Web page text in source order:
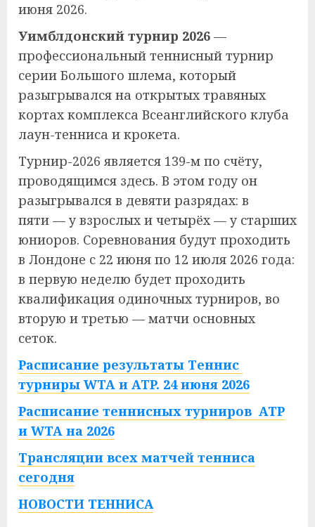
июня 2026.
Уимблдонский турнир 2026 —
профессиональный теннисный турнир
серии Большого шлема, который
разыгрывался на открытых травяных
кортах комплекса Всеанглийского клуба
лаун-тенниса и крокета.
Турнир-2026 является 139-м по счёту,
проводящимся здесь. В этом году он
разыгрывался в девяти разрядах: в
пяти — у взрослых и четырёх — у старших
юниоров. Соревнования будут проходить
в Лондоне с 22 июня по 12 июля 2026 года:
в первую неделю будет проходить
квалификация одиночных турниров, во
вторую и третью — матчи основных
сеток.
Расписание результаты Теннис
турниры WTA и ATP. 24 июня 2026
Расписание теннисных турниров ATP
и WTA на 2026
Трансляции всех матчей тенниса
сегодня
НОВОСТИ ТЕННИСА